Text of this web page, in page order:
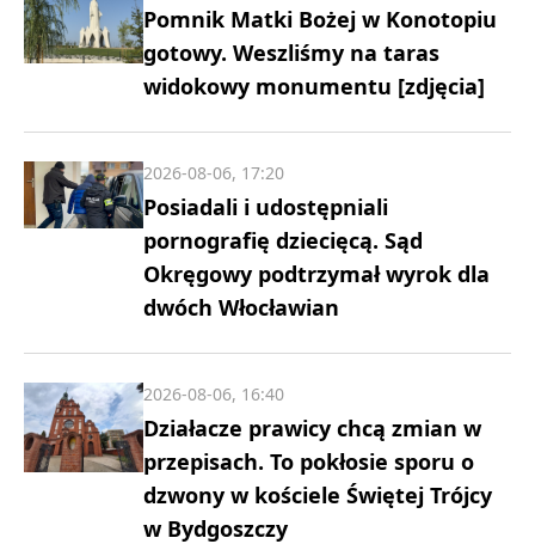
Pomnik Matki Bożej w Konotopiu
gotowy. Weszliśmy na taras
widokowy monumentu [zdjęcia]
Posiadali i udostępniali
pornografię dziecięcą. Sąd
Okręgowy podtrzymał wyrok dla
dwóch Włocławian
2026-08-06, 17:20
Działacze prawicy chcą zmian w
przepisach. To pokłosie sporu o
dzwony w kościele Świętej Trójcy
w Bydgoszczy
2026-08-06, 16:40